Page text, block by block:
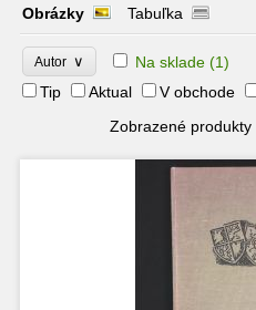
Obrázky
Tabuľka
Autor ∨ Na sklade (1)
Tip
Aktual V obchode
Zobrazené produkty